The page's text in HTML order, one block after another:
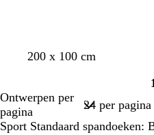
z
r
t
z
r
t
d
k
e
w
n
r
o
200 x 100 cm
Ontwerpen per
pagina
Sport Standaard spandoeken: